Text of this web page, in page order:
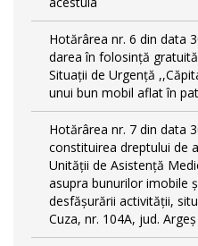
Hotărârea nr. 6 din data
darea în folosință
Situații de Urgență
unui bun mobil aflat în
Hotărârea nr. 7 din data
constituirea dreptului de
Unității de Asistență
asupra bunurilor imobile
desfășurării activității,
Cuza, nr. 104A, jud. Argeș